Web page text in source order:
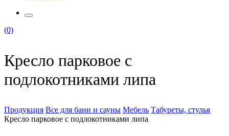
(0)
Кресло парковое с
подлокотниками липа
Продукция Все для бани и сауны Мебель Табуреты, стулья
Кресло парковое с подлокотниками липа